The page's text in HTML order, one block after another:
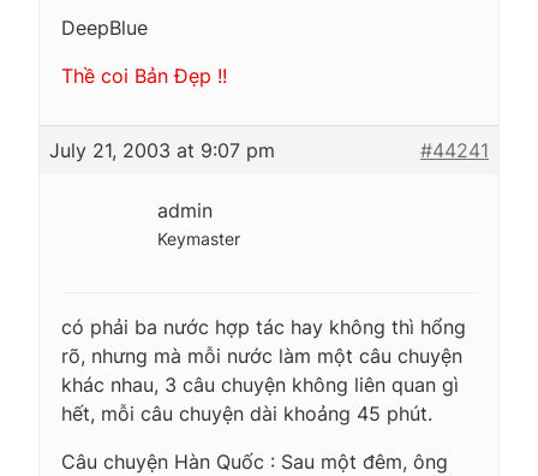
DeepBlue
Thề coi Bản Đẹp !!
July 21, 2003 at 9:07 pm #44241
admin
Keymaster
có phải ba nước hợp tác hay không thì hổng
rõ, nhưng mà mỗi nước làm một câu chuyện
khác nhau, 3 câu chuyện không liên quan gì
hết, mỗi câu chuyện dài khoảng 45 phút.
Câu chuyện Hàn Quốc : Sau một đêm, ông